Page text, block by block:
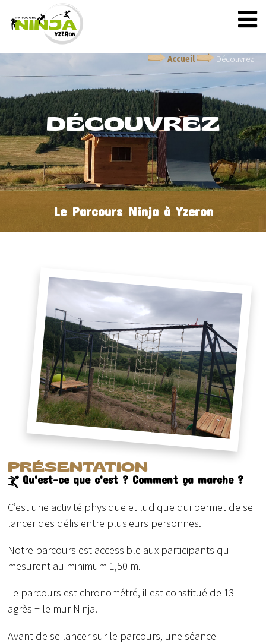
Accueil Découvrez
DÉCOUVREZ
Le Parcours Ninja à Yzeron
PRÉSENTATION
Qu'est-ce que c'est ? Comment ça marche ?
C’est une activité physique et ludique qui permet de se
lancer des défis entre plusieurs personnes.
Notre parcours est accessible aux participants qui
mesurent au minimum 1,50 m.
Le parcours est chronométré, il est constitué de 13
agrès + le mur Ninja.
Avant de se lancer sur le parcours, une séance